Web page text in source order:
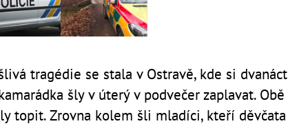
tragédie se stala v Ostravě, kde si
šly v úterý v podvečer zaplavat.
topit. Zrovna kolem šli mladíci, kteří děvčata